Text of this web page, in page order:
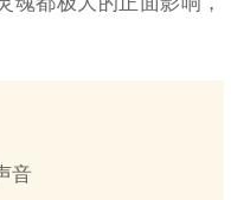
音